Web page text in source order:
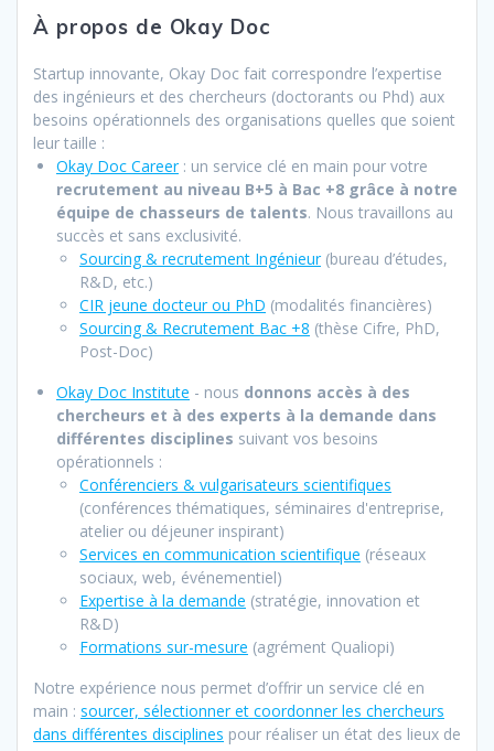
À propos de Okay Doc
Startup innovante, Okay Doc fait correspondre l’expertise
des ingénieurs et des chercheurs (doctorants ou Phd) aux
besoins opérationnels des organisations quelles que soient
leur taille :
Okay Doc Career: un service clé en main pour votre
recrutement au niveau B+5 à Bac +8 grâce à notre
équipe de chasseurs de talents. Nous travaillons au
succès et sans exclusivité.
Sourcing & recrutement Ingénieur(bureau d’études,
R&D, etc.)
CIR jeune docteur ou PhD (modalités financières)
Sourcing & Recrutement Bac +8 (thèse Cifre, PhD,
Post-Doc)
Okay Doc Institute - nous donnons accès à des
chercheurs et à des experts à la demande dans
différentes disciplines suivant vos besoins
opérationnels :
Conférenciers & vulgarisateurs scientifiques
(conférences thématiques, séminaires d'entreprise,
atelier ou déjeuner inspirant)
Services en communication scientifique (réseaux
sociaux, web, événementiel)
Expertise à la demande (stratégie, innovation et
R&D)
Formations sur-mesure (agrément Qualiopi)
Notre expérience nous permet d’offrir un service clé en
main : sourcer, sélectionner et coordonner les chercheurs
dans différentes disciplines pour réaliser un état des lieux de